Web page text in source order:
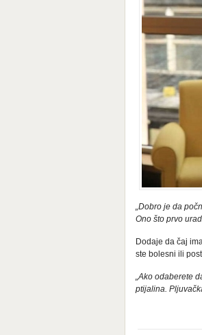
„Dobro je da
Ono što prvo
Dodaje da čaj
ste bolesni ili
„Ako odaberete
ptijalina.